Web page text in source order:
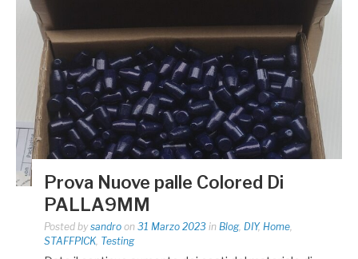
Prova Nuove palle Colored Di
PALLA9MM
Posted by sandro on 31 Marzo 2023 in Blog, DIY, Home,
STAFFPICK, Testing